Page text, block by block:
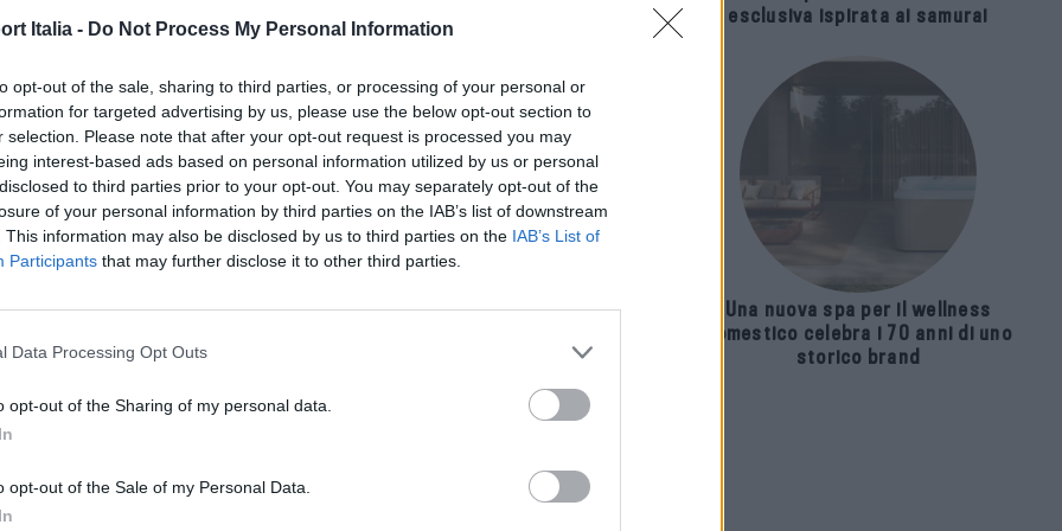
Italia - Do Not Process My Personal Information
opt-out of the sale, sharing to third parties, or processing of your personal or
for targeted advertising by us, please use the below opt-out section to
selection. Please note that after your opt-out request is processed you may
interest-based ads based on personal information utilized by us or personal
to third parties prior to your opt-out. You may separately opt-out of the
of your personal information by third parties on the IAB’s list of downstream
This information may also be disclosed by us to third parties on the IAB’s List of
Participants that may further disclose it to other third parties.
Data Processing Opt Outs
opt-out of the Sharing of my personal data.
opt-out of the Sale of my Personal Data.
il
periodo contingente dell’azienda e la pandemia, la
della versione di serie della vettura, che doveva
di Los Angeles.
sembrerebbe finalmente vicina all’avvio della
da alcune immagini teaser. Come si vede dalle
al prototipo del 2019. Lunga 510 cm, larga 210 cm e
uno stile distintivo, caratterizzato da una carrozzeria
al di sopra della quale sono visibili i due
tetto, nella cui parte terminale ci sono delle prese
Motivo geometrico della prese d’aria che viene ripreso
zona dell’estrattore dove sono incastonati i
esclusiva ispirata ai samurai
Una nuova spa per il wellness
domestico celebra i 70 anni di uno
storico brand